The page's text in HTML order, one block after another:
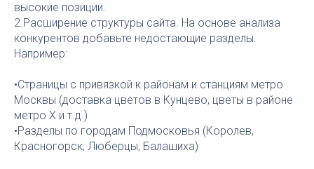
высокие позиции.
2.Расширение структуры сайта. На основе анализа
конкурентов добавьте недостающие разделы.
Например:
•Страницы с привязкой к районам и станциям метро
Москвы (доставка цветов в Кунцево, цветы в районе
метро X и т.д.)
•Разделы по городам Подмосковья (Королев,
Красногорск, Люберцы, Балашиха)